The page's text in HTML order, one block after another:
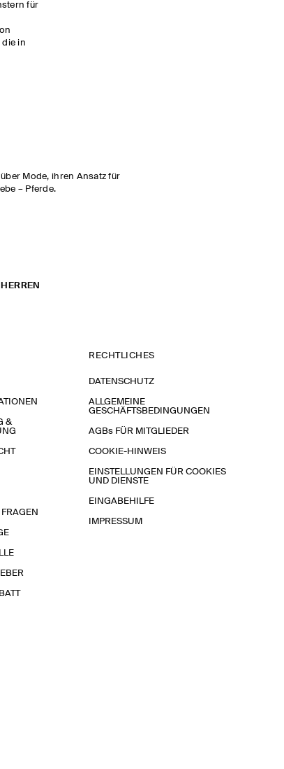
für
die in
Mode, ihren Ansatz für
– Pferde.
&
FRAGEN
RECHTLICHES
DATENSCHUTZ
ALLGEMEINE
GESCHÄFTSBEDINGUNGEN
AGBs FÜR MITGLIEDER
COOKIE-HINWEIS
EINSTELLUNGEN FÜR COOKIES
UND DIENSTE
EINGABEHILFE
IMPRESSUM